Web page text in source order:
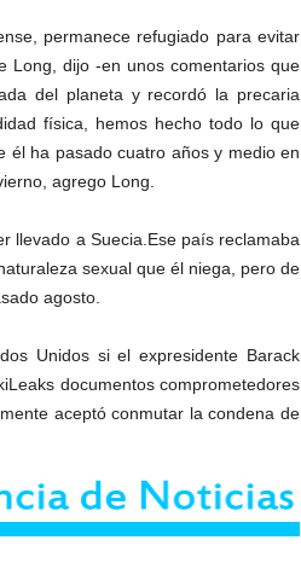
permanece refugiado para evitar
Long, dijo -en unos comentarios que
del planeta y recordó la precaria
física, hemos hecho todo lo que
él ha pasado cuatro años y medio en
agrego Long.
llevado a Suecia.Ese país reclamaba
sexual que él niega, pero de
agosto.
Unidos si el expresidente Barack
documentos comprometedores
aceptó conmutar la condena de